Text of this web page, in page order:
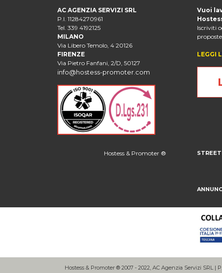
AC AGENZIA SERVIZI SRL
P.I. 11284270961
Tel. 339 4192125
MILANO
Via Libero Temolo, 4 20126
FIRENZE
Via Pietro Fanfani, 2/D, 50127
info@hostess-promoter.com
Vuoi
Iscriviti
LEGGI
Hostess & Promoter ®
Hostess & Promoter ® 2007 - 2022, AC Agenzia Servizi SRL |